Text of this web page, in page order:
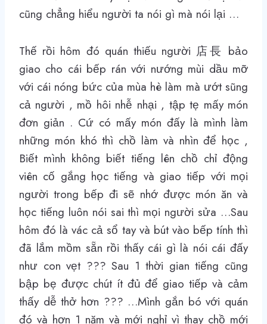
cũng chẳng hiểu người ta nói gì mà nói lại …
Thế rồi hôm đó quán thiếu người 店長 bảo
giao cho cái bếp rán với nướng mùi dầu mỡ
với cái nóng bức của mùa hè làm mà ướt sũng
cả người , mồ hôi nhễ nhại , tập tẹ mấy món
đơn giản . Cứ có mấy món đấy là mình làm
những món khó thì chồ làm và nhìn để học ,
Biết mình không biết tiếng lên chồ chỉ động
viên cố gắng học tiếng và giao tiếp với mọi
người trong bếp đi sẽ nhớ được món ăn và
học tiếng luôn nói sai thì mọi người sửa …Sau
hôm đó là vác cả sổ tay và bút vào bếp tính thì
đã lắm mồm sẵn rồi thấy cái gì là nói cái đấy
như con vẹt ??? Sau 1 thời gian tiếng cũng
bập bẹ được chút ít đủ để giao tiếp và cảm
thấy dễ thở hơn ??? …Mình gắn bó với quán
đó và hơn 1 năm và mới nghỉ vì thay chồ mới